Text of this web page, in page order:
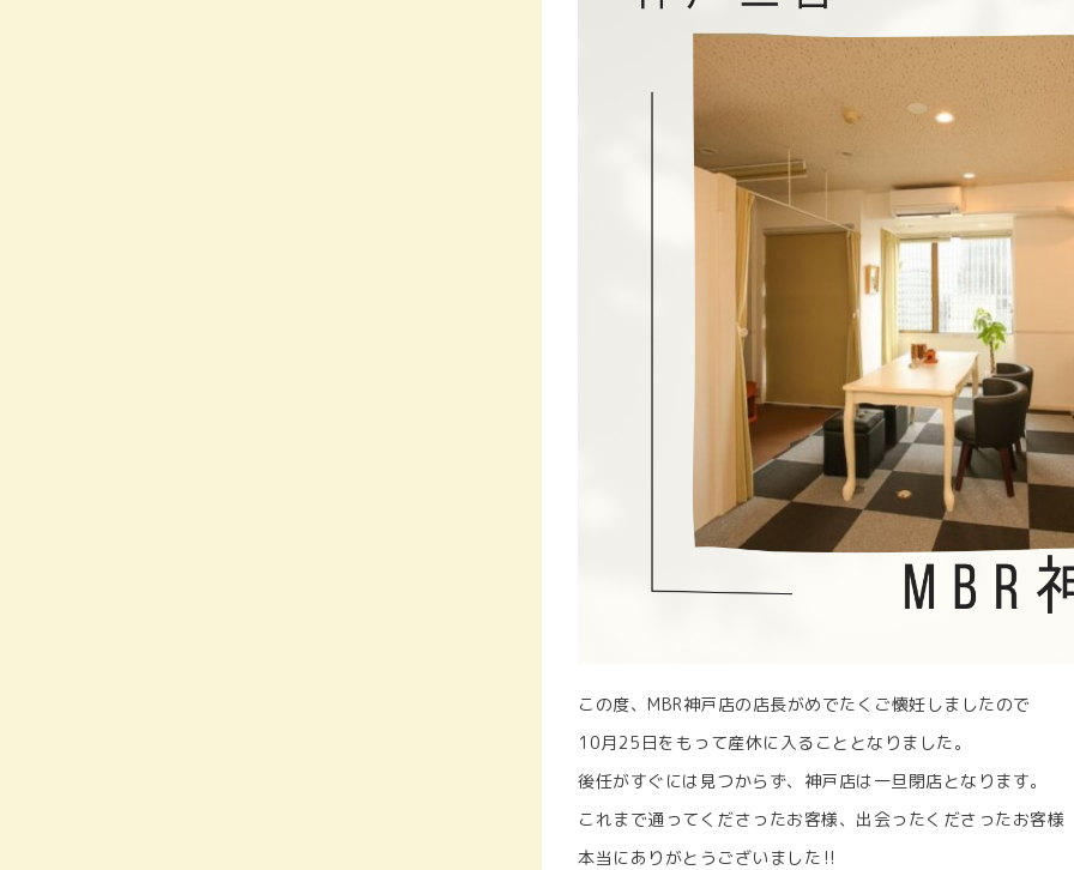
この度、MBR神戸店の店長がめでたくご懐妊しましたので
10月25日をもって産休に入ることとなりました。
後任がすぐには見つからず、神戸店は一旦閉店となります。
これまで通ってくださったお客様、出会ったくださったお客様
本当にありがとうございました‼︎